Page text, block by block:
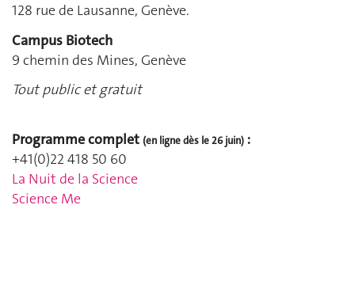
128 rue de Lausanne, Genève.
Campus Biotech
9 chemin des Mines, Genève
Tout public et gratuit
Programme complet (en ligne dès le 26 juin) :
+41(0)22 418 50 60
La Nuit de la Science
Science Me